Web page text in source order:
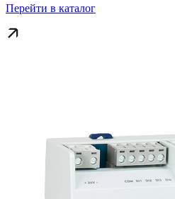
Перейти в каталог